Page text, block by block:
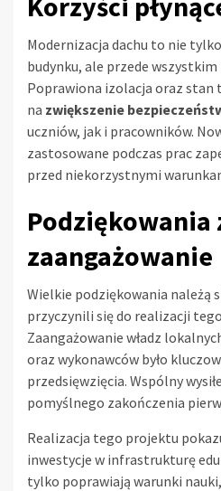
Modernizacja dachu to nie
budynku, ale przede wszystkim
Poprawiona izolacja oraz stan
na zwiększenie
uczniów, jak i pracowników.
zastosowane podczas prac
przed niekorzystnymi
Podziękowania
zaangażowanie
Wielkie podziękowania należą
przyczynili się do realizacji
Zaangażowanie władz
oraz wykonawców było
przedsięwzięcia. Wspólny
pomyślnego zakończenia
Realizacja tego projektu
inwestycje w infrastrukturę
tylko poprawiają warunki